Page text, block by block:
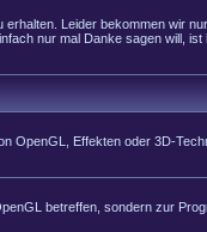
Leider bekommen wir
nur mal Danke sagen will, ist
OpenGL, Effekten oder 3D-
betreffen, sondern zur